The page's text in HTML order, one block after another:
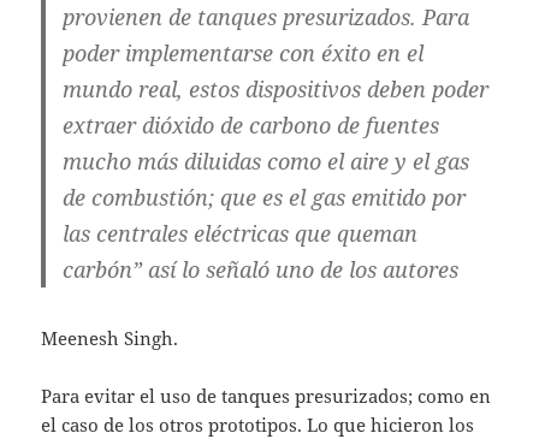
provienen de tanques presurizados. Para
poder implementarse con éxito en el
mundo real, estos dispositivos deben poder
extraer dióxido de carbono de fuentes
mucho más diluidas como el aire y el gas
de combustión; que es el gas emitido por
las centrales eléctricas que queman
carbón” así lo señaló uno de los autores
Meenesh Singh.
Para evitar el uso de tanques presurizados; como en
el caso de los otros prototipos. Lo que hicieron los